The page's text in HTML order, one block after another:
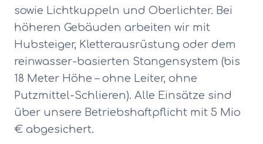
sowie Lichtkuppeln und Oberlichter. Bei
höheren Gebäuden arbeiten wir mit
Hubsteiger, Kletterausrüstung oder dem
reinwasser-basierten Stangensystem (bis
18 Meter Höhe – ohne Leiter, ohne
Putzmittel-Schlieren). Alle Einsätze sind
über unsere Betriebshaftpflicht mit 5 Mio
€ abgesichert.